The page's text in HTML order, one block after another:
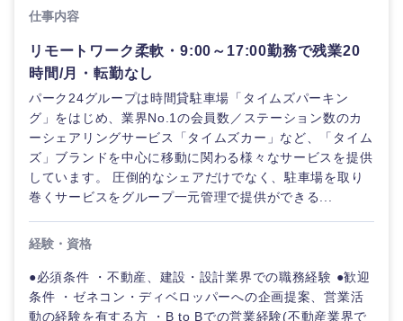
専門職
技術職
Webサー
ビス・制
作、ゲー
ム
技術職
金融専門
職
技術職（モノづくり）
金融専門職
メディカル
不動産専門職
建設・施工管理
事務職
その他
小売・通販・外食
IT・通信
WEBサービス
コンサル・シンクタンク
マスメディア
完全週休2日制
仕事内容
リモートワーク柔軟・9:00～17:00勤務で残業20
時間/月・転勤なし
パーク24グループは時間貸駐車場「タイムズパーキン
グ」をはじめ、業界No.1の会員数／ステーション数のカ
ーシェアリングサービス「タイムズカー」など、「タイム
ズ」ブランドを中心に移動に関わる様々なサービスを提供
しています。 圧倒的なシェアだけでなく、駐車場を取り
巻くサービスをグループ一元管理で提供ができる...
経験・資格
●必須条件 ・不動産、建設・設計業界での職務経験 ●歓迎
条件 ・ゼネコン・ディベロッパーへの企画提案、営業活
動の経験を有する方 ・B to Bでの営業経験(不動産業界で